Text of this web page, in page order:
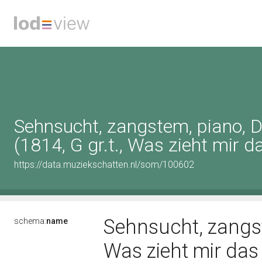
Sehnsucht, zangstem, piano,
(1814, G gr.t., Was zieht mir
https://data.muziekschatten.nl/som/100602
schema:name
Sehnsucht,
Was zieht mir